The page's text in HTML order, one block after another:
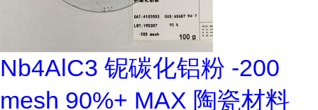
Nb4AlC3 铌碳化铝粉 -200
mesh 90%+ MAX 陶瓷材料